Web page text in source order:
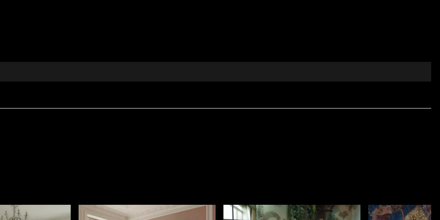
grafică, linii clare și accente metalice, menținând totodată o notă contemporană ce se integrează
cu accente aurii, pentru un impact vizual de neuitat.
perne decorative, cuverturi sau fețe de masă.
și farmecul anilor ’20 reinterpretate contemporan.
materialele textile decorative de la House of VLAdiLA.
sofisticat, conceput pentru interioare în care confortul tactil și eleganța vizuală sunt esențiale. Realizat
REACH